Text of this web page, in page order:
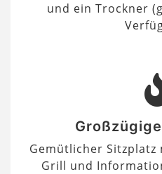
und ein Trockner
Gemütlicher
Grill und